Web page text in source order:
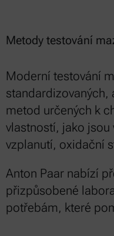
Metody testování
Moderní testování
metod určených k
vlastností, jako
vzplanutí, oxidační
Anton Paar nabízí
přizpůsobené
potřebám, které